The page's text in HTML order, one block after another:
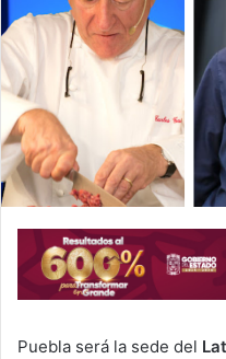
Puebla será la sede del